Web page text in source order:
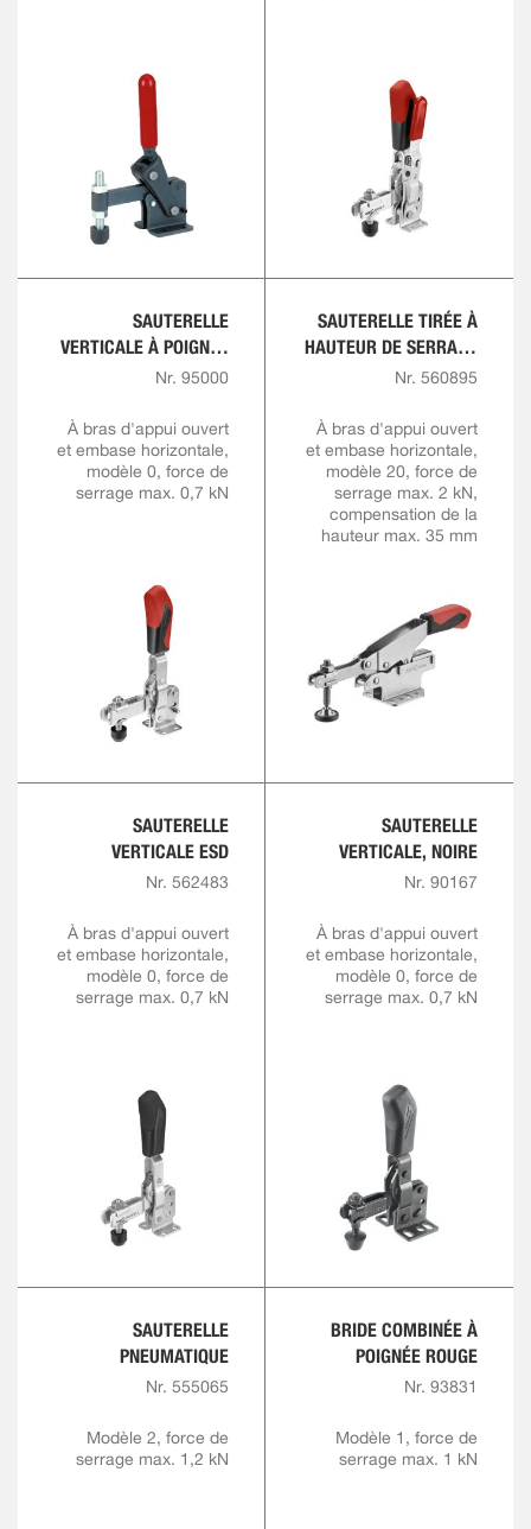
SAUTERELLE
VERTICALE À POIGNÉE
ROUGE
Nr. 95000
À bras d'appui ouvert
et embase horizontale,
modèle 0, force de
serrage max. 0,7 kN
SAUTERELLE TIRÉE À
HAUTEUR DE SERRAGE
VARIABLE
Nr. 560895
À bras d'appui ouvert
et embase horizontale,
modèle 20, force de
serrage max. 2 kN,
compensation de la
hauteur max. 35 mm
SAUTERELLE
VERTICALE ESD
Nr. 562483
À bras d'appui ouvert
et embase horizontale,
modèle 0, force de
serrage max. 0,7 kN
SAUTERELLE
VERTICALE, NOIRE
Nr. 90167
À bras d'appui ouvert
et embase horizontale,
modèle 0, force de
serrage max. 0,7 kN
SAUTERELLE
PNEUMATIQUE
Nr. 555065
Modèle 2, force de
serrage max. 1,2 kN
BRIDE COMBINÉE À
POIGNÉE ROUGE
Nr. 93831
Modèle 1, force de
serrage max. 1 kN